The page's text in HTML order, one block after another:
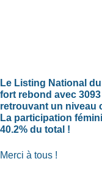
Le Listing National
fort rebond avec
retrouvant un niveau
La participation
40.2% du total !
Merci à tous !